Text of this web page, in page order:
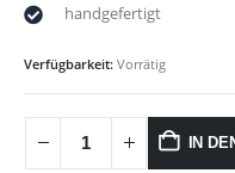
handgefertigt
Verfügbarkeit: Vorrätig
IN